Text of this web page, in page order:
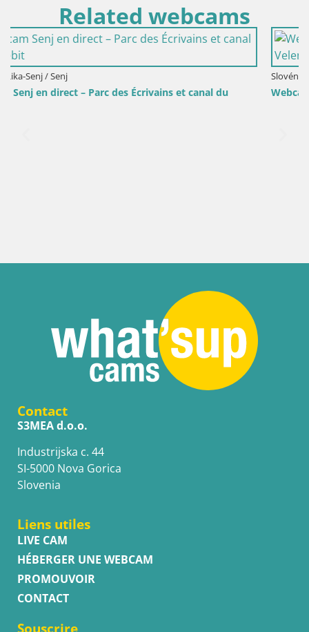
Related webcams
du
Slovénie / Savinjska / Velenje
Webcam lac de Velenje – Vue en direct depuis
Contact
S3MEA d.o.o.
Industrijska c. 44
SI-5000 Nova Gorica
Slovenia
Liens utiles
LIVE CAM
HÉBERGER UNE WEBCAM
PROMOUVOIR
CONTACT
Souscrire